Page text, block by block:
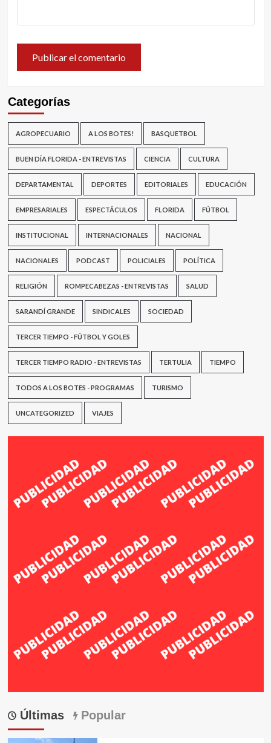
Categorías
AGROPECUARIO A LOS BOTES! BASQUETBOL
BUEN DÍA FLORIDA - ENTREVISTAS CIENCIA CULTURA
DEPARTAMENTAL DEPORTES EDITORIALES EDUCACIÓN
EMPRESARIALES ESPECTÁCULOS FLORIDA FÚTBOL
INSTITUCIONAL INTERNACIONALES NACIONAL
NACIONALES PODCAST POLICIALES POLÍTICA
RELIGIÓN ROMPECABEZAS - ENTREVISTAS SALUD
SARANDÍ GRANDE SINDICALES SOCIEDAD
TERCER TIEMPO - FÚTBOL Y GOLES
TERCER TIEMPO RADIO - ENTREVISTAS TERTULIA TIEMPO
TODOS A LOS BOTES - PROGRAMAS TURISMO
UNCATEGORIZED VIAJES
Últimas Popular